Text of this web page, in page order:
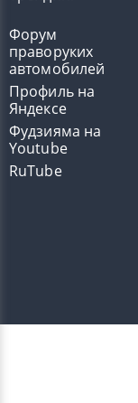
Форум
праворуких
автомобилей
Профиль на
Яндексе
Фудзияма на
Youtube
RuTube